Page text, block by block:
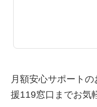
月額安心サポート
援119窓口までお気